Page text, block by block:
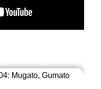
Mugato, Gumato